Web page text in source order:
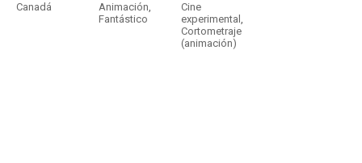
Canadá Animación,
Fantástico
Cine
experimental ,
Cortometraje
(animación)